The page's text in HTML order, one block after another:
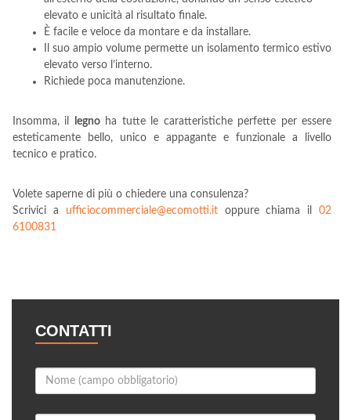
elevato e unicità al risultato finale.
È facile e veloce da montare e da installare.
Il suo ampio volume permette un isolamento termico estivo
elevato verso l’interno.
Richiede poca manutenzione.
Insomma, il legnoha tutte le caratteristiche perfette per essere
esteticamente bello, unico e appagante e funzionale a livello
tecnico e pratico.
Volete saperne di più o chiedere una consulenza?
Scrivici a ufficiocommerciale@ecomotti.itoppure chiama il02
6100831
CONTATTI